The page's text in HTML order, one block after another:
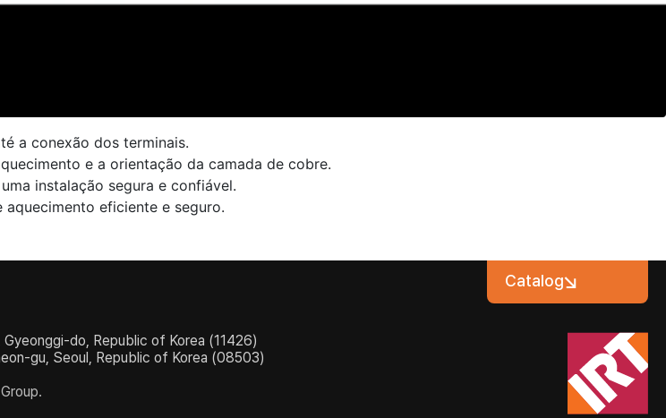
a conexão dos terminais.
e a orientação da camada de cobre.
instalação segura e confiável.
eficiente e seguro.
do, Republic of Korea (11426)
gu, Seoul, Republic of Korea (08503)
Catalog